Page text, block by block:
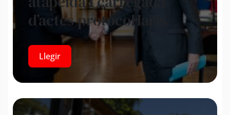
d’actes protocol·laris
Llegir